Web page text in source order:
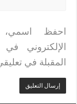
احفظ اسمي،
الإلكتروني
المقبلة في